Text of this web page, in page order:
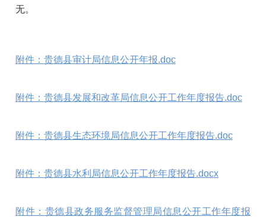
无。
附件：贵德县审计局信息公开年报.doc
附件：贵德县发展和改革局信息公开工作年度报告.doc
附件：贵德县生态环境局信息公开工作年度报告.doc
附件：贵德县水利局信息公开工作年度报告.docx
附件： 贵德县政务服务监督管理局信息公开工作年度报